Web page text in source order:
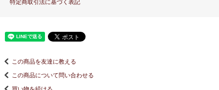
特定商取引法に基づく表記
この商品を友達に教える
この商品について問い合わせる